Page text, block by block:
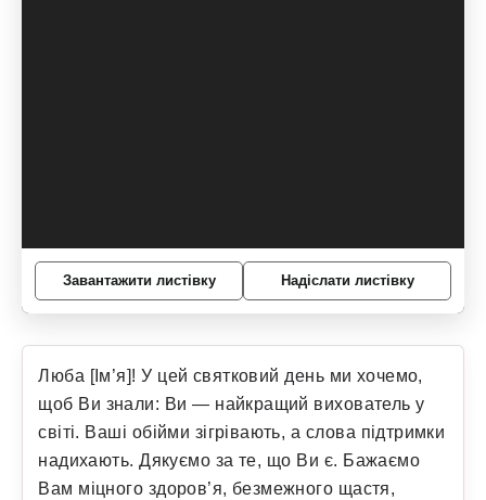
Завантажити листівку Надіслати листівку
Люба [Ім’я]! У цей святковий день ми хочемо,
щоб Ви знали: Ви — найкращий вихователь у
світі. Ваші обійми зігрівають, а слова підтримки
надихають. Дякуємо за те, що Ви є. Бажаємо
Вам міцного здоров’я, безмежного щастя,